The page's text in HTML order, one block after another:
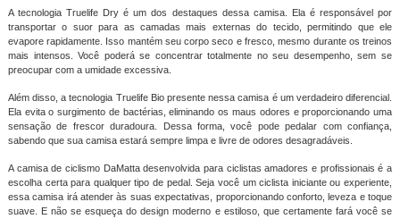
A tecnologia Truelife Dry é um dos destaques dessa camisa. Ela é responsável por
transportar o suor para as camadas mais externas do tecido, permitindo que ele
evapore rapidamente. Isso mantém seu corpo seco e fresco, mesmo durante os treinos
mais intensos. Você poderá se concentrar totalmente no seu desempenho, sem se
preocupar com a umidade excessiva.
Além disso, a tecnologia Truelife Bio presente nessa camisa é um verdadeiro diferencial.
Ela evita o surgimento de bactérias, eliminando os maus odores e proporcionando uma
sensação de frescor duradoura. Dessa forma, você pode pedalar com confiança,
sabendo que sua camisa estará sempre limpa e livre de odores desagradáveis.
A camisa de ciclismo DaMatta desenvolvida para ciclistas amadores e profissionais é a
escolha certa para qualquer tipo de pedal. Seja você um ciclista iniciante ou experiente,
essa camisa irá atender às suas expectativas, proporcionando conforto, leveza e toque
suave. E não se esqueça do design moderno e estiloso, que certamente fará você se